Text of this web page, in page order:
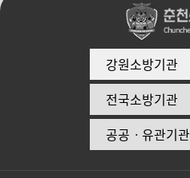
강원소방기관
전국소방기관
공공ㆍ유관기관